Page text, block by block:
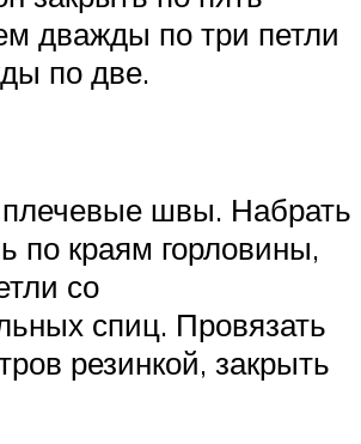
дважды по три петли
по две.
швы. Набрать
по краям горловины,
со
спиц. Провязать
резинкой, закрыть